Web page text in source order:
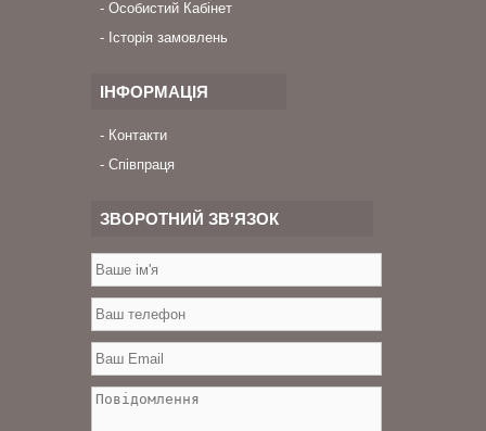
Особистий Кабінет
Історія замовлень
ІНФОРМАЦІЯ
Контакти
Співпраця
ЗВОРОТНИЙ ЗВ'ЯЗОК